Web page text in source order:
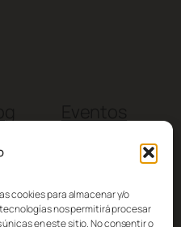
cookies para almacenar y/o
nos permitirá procesar
en este sitio. No consentir o
Temas